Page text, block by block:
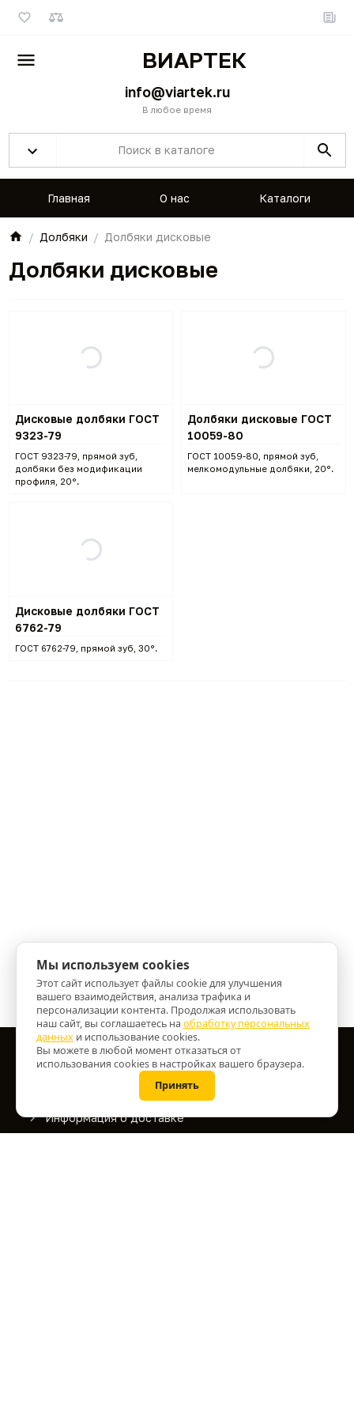
ВИАРТЕК
info@viartek.ru
В любое время
Главная О нас Каталоги
Долбяки Долбяки дисковые
Долбяки дисковые
Дисковые долбяки ГОСТ
9323-79
ГОСТ 9323-79, прямой зуб,
долбяки без модификации
профиля, 20°.
Долбяки дисковые ГОСТ
10059-80
ГОСТ 10059-80, прямой зуб,
мелкомодульные долбяки, 20°.
Дисковые долбяки ГОСТ
6762-79
ГОСТ 6762-79, прямой зуб, 30°.
Информация
Информация о доставке
Персональные данные
Мы используем cookies
Этот сайт использует файлы cookie для улучшения
вашего взаимодействия, анализа трафика и
персонализации контента. Продолжая использовать
наш сайт, вы соглашаетесь на обработку персональных
данных и использование cookies.
Вы можете в любой момент отказаться от
использования cookies в настройках вашего браузера.
Принять